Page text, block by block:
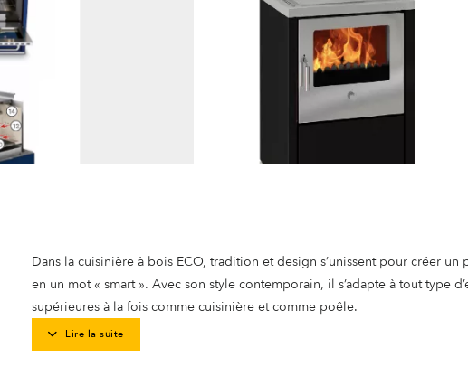
Dans la cuisinière à bois ECO, tradition et design s’unissent pour créer
en un mot « smart ». Avec son style contemporain, il s’adapte à tout type
supérieures à la fois comme cuisinière et comme poêle.
Lire la suite